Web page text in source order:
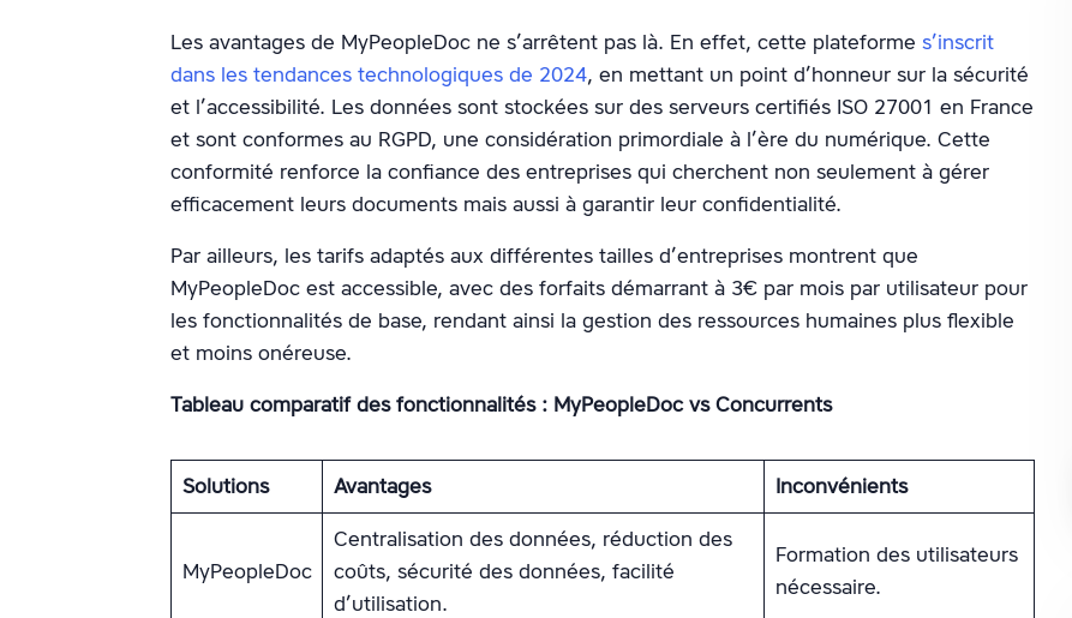
Les avantages de MyPeopleDoc ne s’arrêtent pas là. En effet, cette plateforme s’inscrit
dans les tendances technologiques de 2024, en mettant un point d’honneur sur la sécurité
et l’accessibilité. Les données sont stockées sur des serveurs certifiés ISO 27001 en France
et sont conformes au RGPD, une considération primordiale à l’ère du numérique. Cette
conformité renforce la confiance des entreprises qui cherchent non seulement à gérer
efficacement leurs documents mais aussi à garantir leur confidentialité.
Par ailleurs, les tarifs adaptés aux différentes tailles d’entreprises montrent que
MyPeopleDoc est accessible, avec des forfaits démarrant à 3€ par mois par utilisateur pour
les fonctionnalités de base, rendant ainsi la gestion des ressources humaines plus flexible
et moins onéreuse.
Tableau comparatif des fonctionnalités : MyPeopleDoc vs Concurrents
Solutions Avantages Inconvénients
MyPeopleDoc
Centralisation des données, réduction des
coûts, sécurité des données, facilité
d’utilisation.
Formation des utilisateurs
nécessaire.